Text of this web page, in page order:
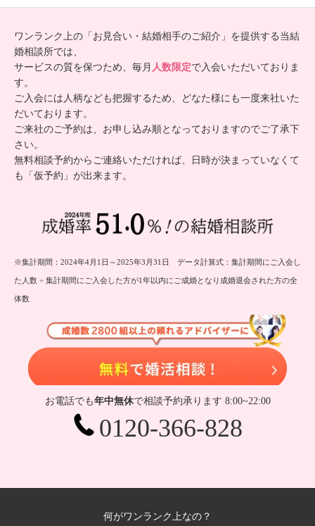
ワンランク上の「お見合い・結婚相手のご紹介」を提供する当結
婚相談所では、
サービスの質を保つため、毎月 人数限定で入会いただいておりま
す。
ご入会には人柄なども把握するため、どなた様にも一度来社いた
だいております。
ご来社のご予約は、お申し込み順となっておりますのでご了承下
さい。
無料相談予約からご連絡いただければ、日時が決まっていなくて
も「仮予約」が出来ます。
※集計期間：2024年4月1日～2025年3月31日 データ計算式：集計期間にご入会し
た人数 ÷ 集計期間にご入会した方が1年以内にご成婚となり成婚退会された方の全
体数
お電話でも年中無休で相談予約承ります 8:00~22:00
0120-366-828
何がワンランク上なの？